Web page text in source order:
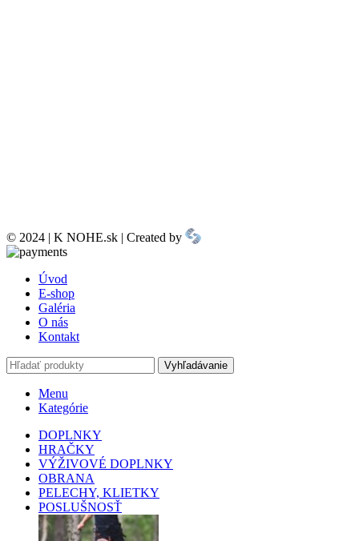
© 2024 | K NOHE.sk | Created by
Úvod
E-shop
Galéria
O nás
Kontakt
Vyhľadávanie
Menu
Kategórie
DOPLNKY
HRAČKY
VÝŽIVOVÉ DOPLNKY
OBRANA
PELECHY, KLIETKY
POSLUŠNOSŤ